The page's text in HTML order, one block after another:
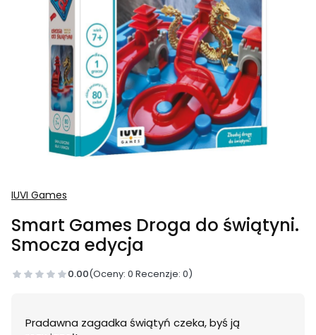
IUVI Games
Smart Games Droga do świątyni.
Smocza edycja
0.00(Oceny: 0 Recenzje: 0)
Pradawna zagadka świątyń czeka, byś ją